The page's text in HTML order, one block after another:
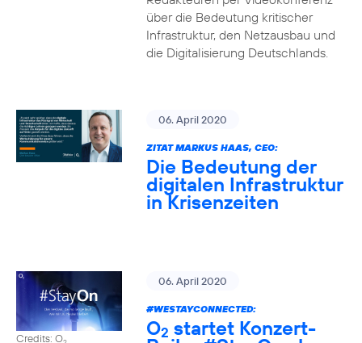
über die Bedeutung kritischer
Infrastruktur, den Netzausbau und
die Digitalisierung Deutschlands.
06. April 2020
ZITAT MARKUS HAAS, CEO:
Die Bedeutung der
digitalen Infrastruktur
in Krisenzeiten
Credits: O
06. April 2020
#WESTAYCONNECTED:
O2 startet Konzert-